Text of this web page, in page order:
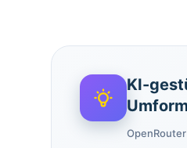
KI-
OpenRouter